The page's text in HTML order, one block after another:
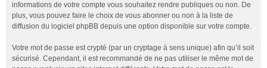
informations de votre compte vous souhaitez rendre publiques ou non. De
plus, vous pouvez faire le choix de vous abonner ou non à la liste de
diffusion du logiciel phpBB depuis une option disponible sur votre compte.
Votre mot de passe est crypté (par un cryptage à sens unique) afin qu’il soit
sécurisé. Cependant, il est recommandé de ne pas utiliser le même mot de